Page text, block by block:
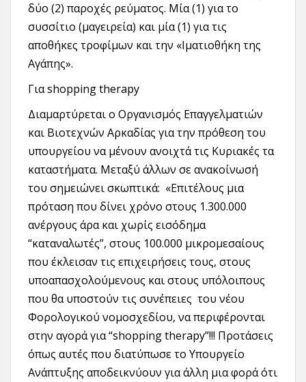
δύο (2) παροχές ρεύματος. Μία (1) για το
συσσίτιο (μαγειρεία) και μία (1) για τις
αποθήκες τροφίμων και την «Ιματιοθήκη της
Αγάπης».
Για shopping therapy
Διαμαρτύρεται ο Οργανισμός Επαγγελματιών
και Βιοτεχνών Αρκαδίας για την πρόθεση του
υπουργείου να μένουν ανοιχτά τις Κυριακές τα
καταστήματα. Μεταξύ άλλων σε ανακοίνωσή
του σημειώνει σκωπτικά: «Επιτέλους μια
πρόταση που δίνει χρόνο στους 1.300.000
ανέργους άρα και χωρίς εισόδημα
“καταναλωτές”, στους 100.000 μικρομεσαίους
που έκλεισαν τις επιχειρήσεις τους, στους
υποαπασχολούμενους και στους υπόλοιπους
που θα υποστούν τις συνέπειες του νέου
Φορολογικού νομοσχεδίου, να περιφέρονται
στην αγορά για “shopping therapy”!!! Προτάσεις
όπως αυτές που διατύπωσε το Υπουργείο
Ανάπτυξης αποδεικνύουν για άλλη μια φορά ότι